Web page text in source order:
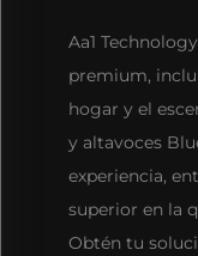
Aa1
premium,
hogar y el
y altavoces
experiencia,
superior en la
Obtén tu